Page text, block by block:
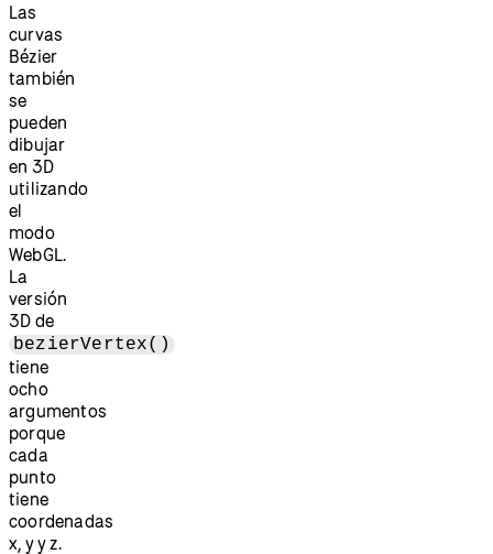
Las
curvas
Bézier
también
se
pueden
dibujar
en 3D
utilizando
el
modo
WebGL.
La
versión
3D de
bezierVertex()
tiene
ocho
argumentos
porque
cada
punto
tiene
coordenadas
x, y y z.